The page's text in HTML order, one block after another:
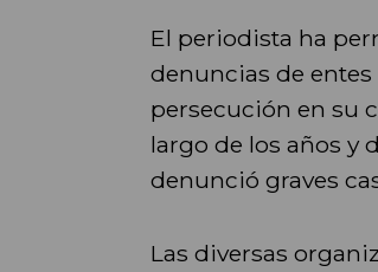
El periodista ha
denuncias de
persecución en su
largo de los años y
denunció graves
Las diversas